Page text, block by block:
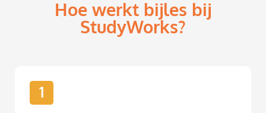
Hoe werkt bijles bij
StudyWorks?
1